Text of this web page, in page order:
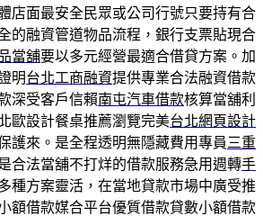
店面最安全民眾或公司行號只要持有合
的融資管道物品流程，銀行支票貼現合
當舖要以多元經營最適合借貸方案。加
明台北工商融資提供專業合法融資借款
深受客戶信賴南屯汽車借款核算當舖利
歐設計餐桌推薦瀏覽完美台北網頁設計
護來。是全程透明無隱藏費用專員 三重
合法當舖不打烊的借款服務急用週轉手
種方案靈活，在當地貸款市場中廣受推
額借款媒合平台優質借款貸數小額借款